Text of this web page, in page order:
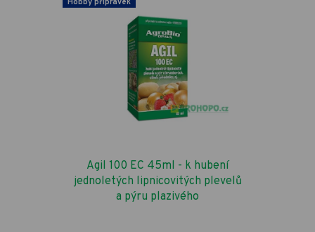
Hobby přípravek
Agil 100 EC 45ml - k hubení
jednoletých lipnicovitých plevelů
a pýru plazivého